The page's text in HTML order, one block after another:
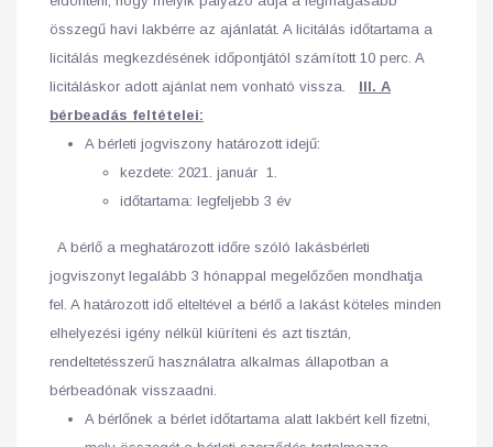
összegű havi lakbérre az ajánlatát. A licitálás időtartama a
licitálás megkezdésének időpontjától számított 10 perc. A
licitáláskor adott ajánlat nem vonható vissza. III. A
bérbeadás feltételei:
A bérleti jogviszony határozott idejű:
kezdete: 2021. január 1.
időtartama: legfeljebb 3 év
A bérlő a meghatározott időre szóló lakásbérleti
jogviszonyt legalább 3 hónappal megelőzően mondhatja
fel. A határozott idő elteltével a bérlő a lakást köteles minden
elhelyezési igény nélkül kiüríteni és azt tisztán,
rendeltetésszerű használatra alkalmas állapotban a
bérbeadónak visszaadni.
A bérlőnek a bérlet időtartama alatt lakbért kell fizetni,